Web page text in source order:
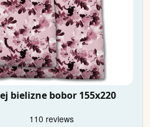
bielizne bobor 155x220